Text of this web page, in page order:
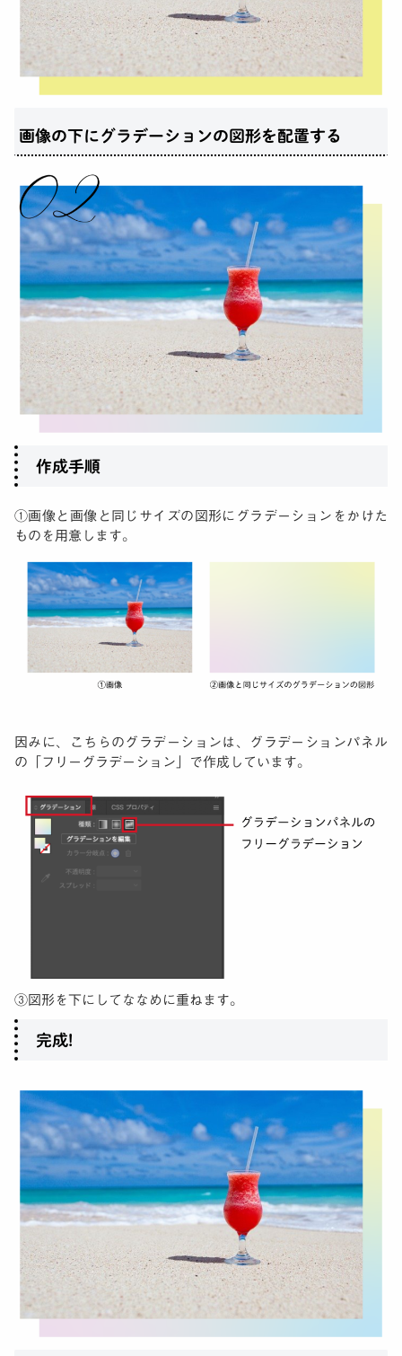
画像の下にグラデーションの図形を配置する
作成手順
①画像と画像と同じサイズの図形にグラデーションをかけた
ものを用意します。
因みに、こちらのグラデーションは、グラデーションパネル
の「フリーグラデーション」で作成しています。
③図形を下にしてななめに重ねます。
完成!